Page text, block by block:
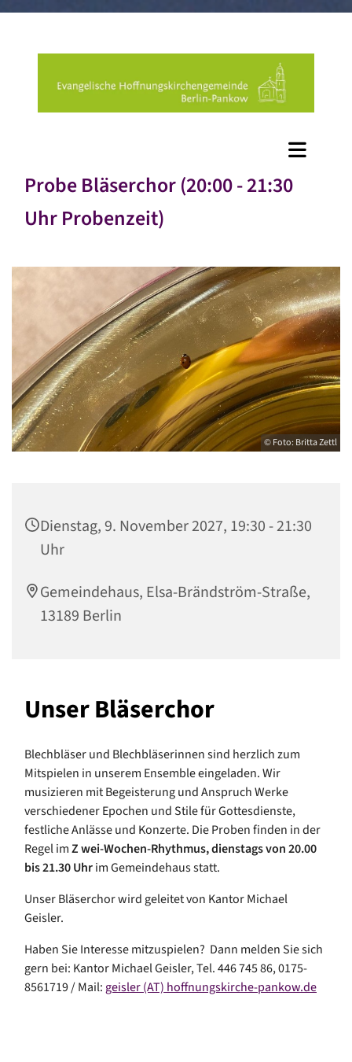
Probe Bläserchor (20:00 - 21:30
Uhr Probenzeit)
© Foto: Britta Zettl
Dienstag, 9. November 2027, 19:30 - 21:30
Uhr
Gemeindehaus, Elsa-Brändström-Straße,
13189 Berlin
Unser Bläserchor
Blechbläser und Blechbläserinnen sind herzlich zum
Mitspielen in unserem Ensemble eingeladen. Wir
musizieren mit Begeisterung und Anspruch Werke
verschiedener Epochen und Stile für Gottesdienste,
festliche Anlässe und Konzerte. Die Proben finden in der
Regel imZwei-Wochen-Rhythmus, dienstags von 20.00
bis 21.30 Uhrim Gemeindehaus statt.
Unser Bläserchor wird geleitet von Kantor Michael
Geisler.
Haben Sie Interesse mitzuspielen? Dann melden Sie sich
gern bei: Kantor Michael Geisler, Tel. 446 745 86, 0175-
8561719 / Mail:geisler (AT) hoffnungskirche-pankow.de